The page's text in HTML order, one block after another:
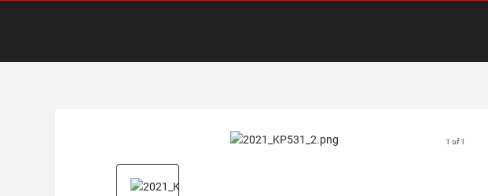
1 of 1